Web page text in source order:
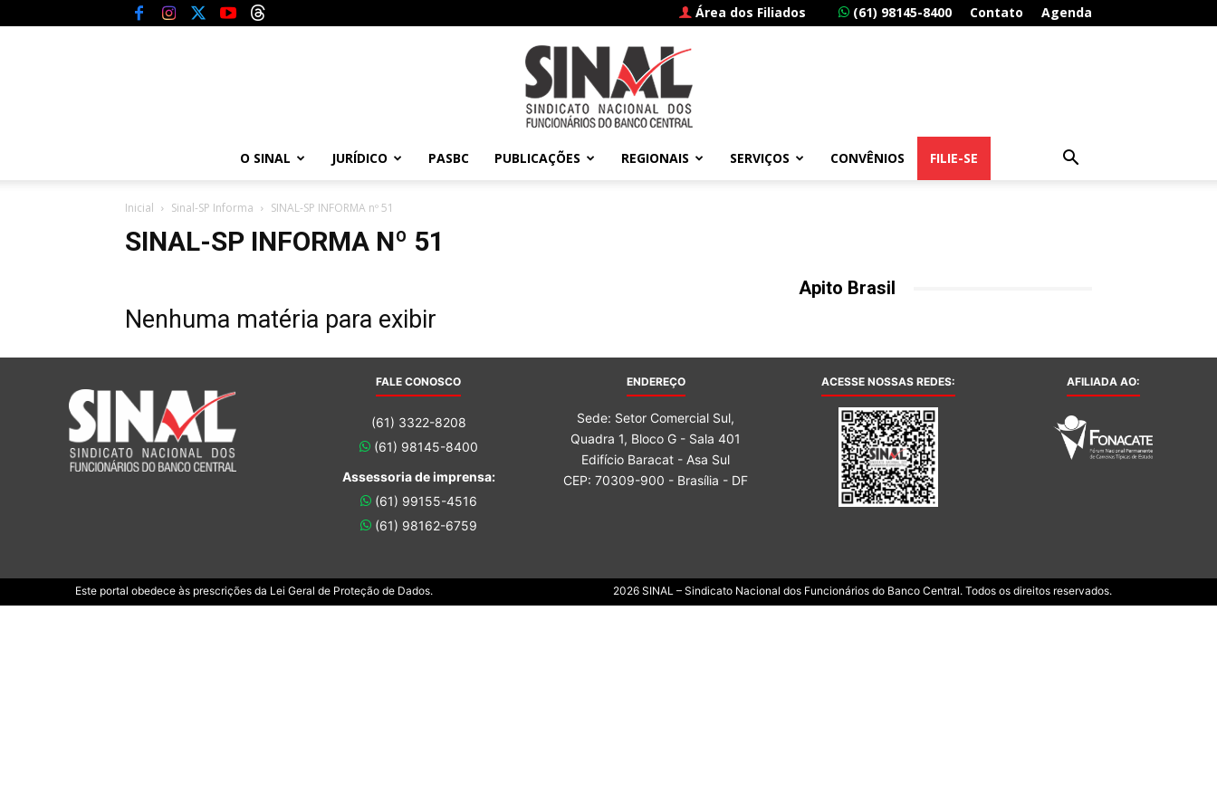
Área dos Filiados (61) 98145-8400 Contato Agenda
Sindicato
O SINAL JURÍDICO PASBC PUBLICAÇÕES REGIONAIS SERVIÇOS CONVÊNIOS FILIE-SE
Inicial Sinal-SP Informa SINAL-SP INFORMA nº 51
SINAL-SP INFORMA Nº 51
Nenhuma matéria para exibir
Apito Brasil
FALE CONOSCO
(61) 3322-8208
(61) 98145-8400
Assessoria de imprensa:
(61) 99155-4516
(61) 98162-6759
ENDEREÇO
Sede: Setor Comercial Sul,
Quadra 1, Bloco G - Sala 401
Edifício Baracat - Asa Sul
CEP: 70309-900 - Brasília - DF
ACESSE NOSSAS REDES: AFILIADA AO:
Este portal obedece às prescrições da Lei Geral de Proteção de Dados. 2026 SINAL – Sindicato Nacional dos Funcionários do Banco Central. Todos os direitos reservados.